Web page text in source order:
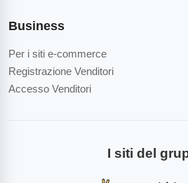
Business
Per i siti e-commerce
Registrazione Venditori
Accesso Venditori
I siti del